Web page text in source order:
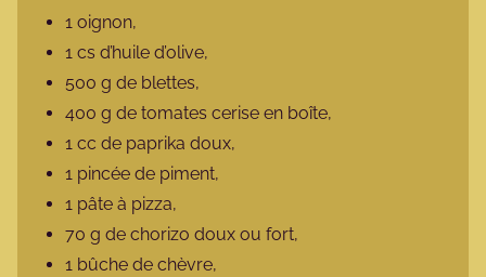
1 oignon,
1 cs d’huile d’olive,
500 g de blettes,
400 g de tomates cerise en boîte,
1 cc de paprika doux,
1 pincée de piment,
1 pâte à pizza,
70 g de chorizo doux ou fort,
1 bûche de chèvre,